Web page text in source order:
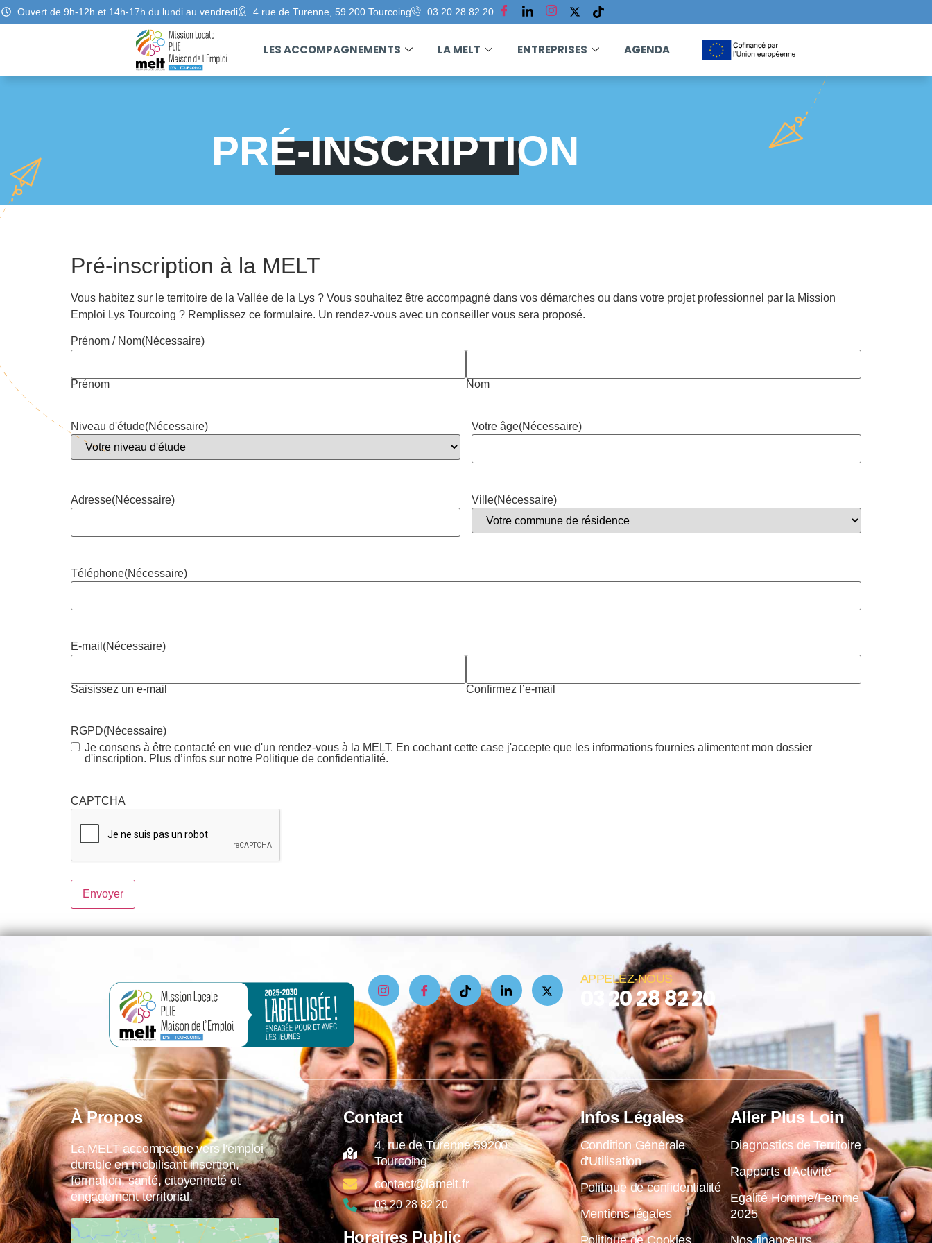
Ouvert de 9h-12h et 14h-17h du lundi au vendredi 4 rue de Turenne, 59 200 Tourcoing 03 20 28 82 20
LES ACCOMPAGNEMENTS LA MELT ENTREPRISES AGENDA
PRÉ-INSCRIPTION
Pré-inscription à la MELT
Vous habitez sur le territoire de la Vallée de la Lys ? Vous souhaitez être accompagné dans vos démarches ou dans votre projet professionnel par la Mission
Emploi Lys Tourcoing ? Remplissez ce formulaire. Un rendez-vous avec un conseiller vous sera proposé.
Prénom / Nom(Nécessaire)
Prénom Nom
Niveau d'étude(Nécessaire) Votre âge(Nécessaire)
Adresse(Nécessaire) Ville(Nécessaire)
Téléphone(Nécessaire)
E-mail (Nécessaire)
Saisissez un e-mail Confirmez l’e-mail
RGPD(Nécessaire)
Je consens à être contacté en vue d'un rendez-vous à la MELT. En cochant cette case j'accepte que les informations fournies alimentent mon dossier
d'inscription. Plus d’infos sur notre Politique de confidentialité.
CAPTCHA
APPELEZ-NOUS
03 20 28 82 20
À Propos
La MELT accompagne vers l'emploi
durable en mobilisant insertion,
formation, santé, citoyenneté et
engagement territorial.
Contact
4, rue de Turenne 59200
Tourcoing
contact@lamelt.fr
03 20 28 82 20
Horaires Public
Infos Légales
Condition Générale
d'Utilisation
Politique de confidentialité
Mentions légales
Politique de Cookies
Aller Plus Loin
Diagnostics de Territoire
Rapports d'Activité
Egalité Homme/Femme
2025
Nos financeurs